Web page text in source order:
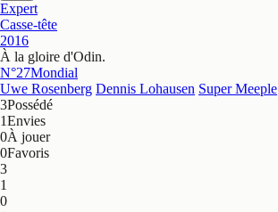
Expert
Casse-tête
2016
À la gloire d'Odin.
N°27Mondial
Uwe Rosenberg Dennis Lohausen Super Meeple
3Possédé
1Envies
0À jouer
0Favoris
3
1
0